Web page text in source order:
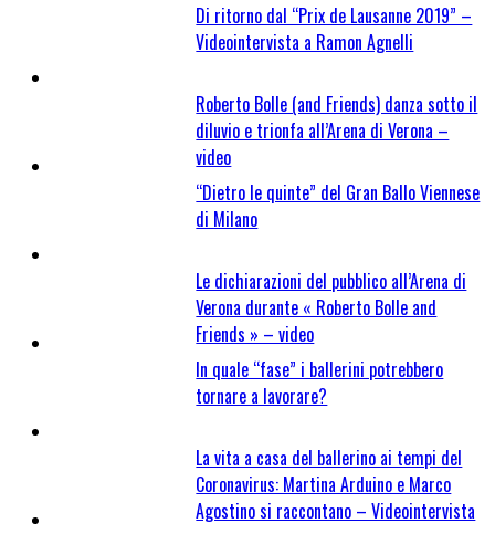
Di ritorno dal “Prix de Lausanne 2019” –
Videointervista a Ramon Agnelli
Roberto Bolle (and Friends) danza sotto il
diluvio e trionfa all’Arena di Verona –
video
“Dietro le quinte” del Gran Ballo Viennese
di Milano
Le dichiarazioni del pubblico all’Arena di
Verona durante « Roberto Bolle and
Friends » – video
In quale “fase” i ballerini potrebbero
tornare a lavorare?
La vita a casa del ballerino ai tempi del
Coronavirus: Martina Arduino e Marco
Agostino si raccontano – Videointervista